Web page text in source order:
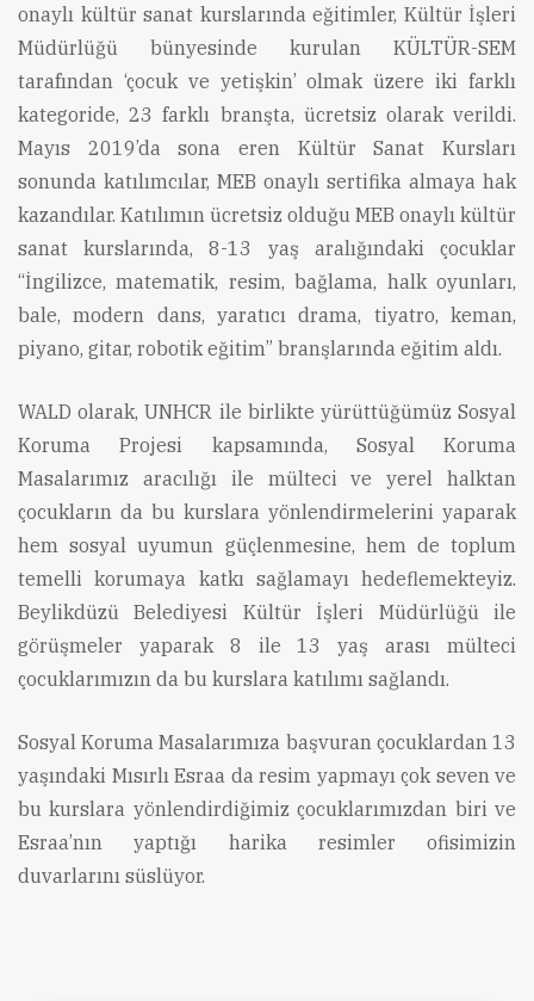
onaylı kültür sanat kurslarında eğitimler, Kültür İşleri
Müdürlüğü bünyesinde kurulan KÜLTÜR-SEM
tarafından ‘çocuk ve yetişkin’ olmak üzere iki farklı
kategoride, 23 farklı branşta, ücretsiz olarak verildi.
Mayıs 2019’da sona eren Kültür Sanat Kursları
sonunda katılımcılar, MEB onaylı sertifika almaya hak
kazandılar. Katılımın ücretsiz olduğu MEB onaylı kültür
sanat kurslarında, 8-13 yaş aralığındaki çocuklar
“İngilizce, matematik, resim, bağlama, halk oyunları,
bale, modern dans, yaratıcı drama, tiyatro, keman,
piyano, gitar, robotik eğitim” branşlarında eğitim aldı.
WALD olarak, UNHCR ile birlikte yürüttüğümüz Sosyal
Koruma Projesi kapsamında, Sosyal Koruma
Masalarımız aracılığı ile mülteci ve yerel halktan
çocukların da bu kurslara yönlendirmelerini yaparak
hem sosyal uyumun güçlenmesine, hem de toplum
temelli korumaya katkı sağlamayı hedeflemekteyiz.
Beylikdüzü Belediyesi Kültür İşleri Müdürlüğü ile
görüşmeler yaparak 8 ile 13 yaş arası mülteci
çocuklarımızın da bu kurslara katılımı sağlandı.
Sosyal Koruma Masalarımıza başvuran çocuklardan 13
yaşındaki Mısırlı Esraa da resim yapmayı çok seven ve
bu kurslara yönlendirdiğimiz çocuklarımızdan biri ve
Esraa’nın yaptığı harika resimler ofisimizin
duvarlarını süslüyor.